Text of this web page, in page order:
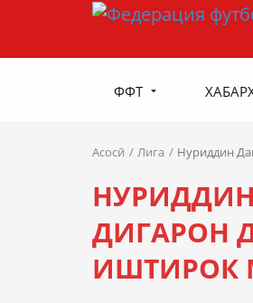
ФФТ
Асосӣ Лига Нуриддин
ДИГАРОН
ИШТИРОК